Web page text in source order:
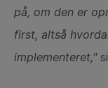
på, om den er
first, altså
implementeret,"